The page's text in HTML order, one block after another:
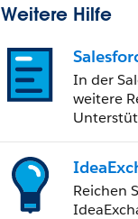
Weitere Hilfe
In der
weitere
Reichen